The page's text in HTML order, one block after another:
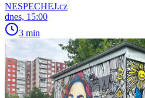
NESPECHEJ.cz
dnes, 15:00
3 min